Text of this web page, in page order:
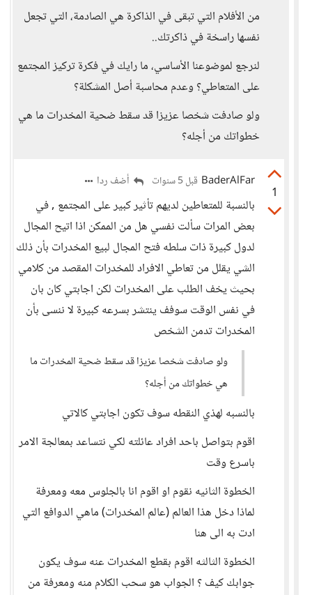
من الأفلام التي تبقى في الذاكرة هي الصادمة، التي تجعل
نفسها راسخة في ذاكرتك..
لنرجع لموضوعنا الأساسي، ما رايك في فكرة تركيز المجتمع
على المتعاطي؟ وعدم محاسبة أصل المشكلة؟
ولو صادفت شخصا عزيزا قد سقط ضحية المخدرات ما هي
خطواتك من أجله؟
1
BaderAlFar قبل 5 سنوات أضف ردا
بالنسبة للمتعاطين لديهم تأثير كبير على المجتمع , في
بعض المرات سألت نفسي هل من الممكن اذا اتيح المجال
لدول كبيرة ذات سلطه فتح المجال لبيع المخدرات بأن ذلك
الشي يقلل من تعاطي الافراد للمخدرات المقصد من كلامي
بحيث يخف الطلب على المخدرات لكن اجابتي كان بان
في نفس الوقت سوفف ينتشر بسرعه كبيرة لا ننسى بأن
المخدرات تدمن الشخص
ولو صادفت شخصا عزيزا قد سقط ضحية المخدرات ما
هي خطواتك من أجله؟
بالنسبه لهذي النقطه سوف تكون اجابتي كالاتي
اقوم بتواصل باحد افراد عائلته لكي نتساعد بمعالجة الامر
باسرع وقت
الخطوة الثانيه نقوم او اقوم انا بالجلوس معه ومعرفة
لماذا دخل هذا العالم (عالم المخدرات) ماهي الدوافع التي
ادت به الى هنا
الخطوة الثالثه اقوم بقطع المخدرات عنه سوف يكون
جوابك كيف ؟ الجواب هو سحب الكلام منه ومعرفة من